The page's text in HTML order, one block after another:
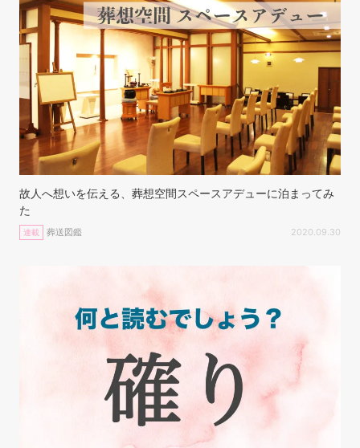
故人へ想いを伝える、葬想空間スペースアデューに泊まってみ
た
連載 葬送図鑑 2020.09.30